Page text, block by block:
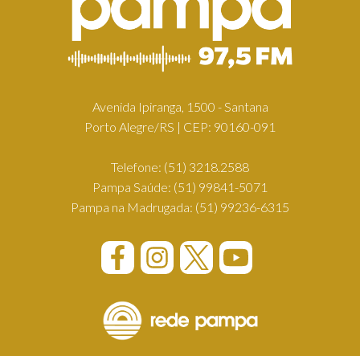
Avenida Ipiranga, 1500 - Santana
Porto Alegre/RS | CEP: 90160-091
Telefone: (51) 3218.2588
Pampa Saúde: (51) 99841-5071
Pampa na Madrugada: (51) 99236-6315